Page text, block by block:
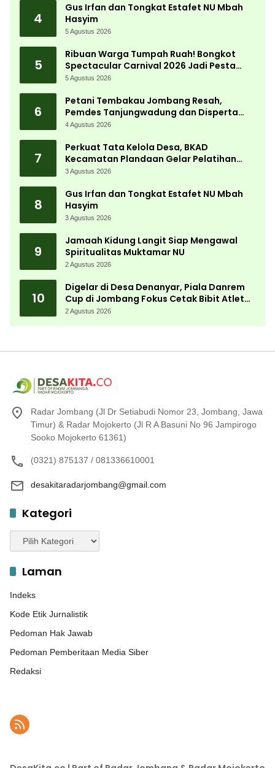
4
Gus Irfan dan Tongkat Estafet NU Mbah
Hasyim
5 Agustus 2026
5
Ribuan Warga Tumpah Ruah! Bongkot
Spectacular Carnival 2026 Jadi Pesta
Kemerdekaan Terbesar di Peterongan
5 Agustus 2026
6
Petani Tembakau Jombang Resah,
Pemdes Tanjungwadung dan Disperta
Bergerak Cepat
4 Agustus 2026
7
Perkuat Tata Kelola Desa, BKAD
Kecamatan Plandaan Gelar Pelatihan
Aparatur Pemdes
3 Agustus 2026
8
Gus Irfan dan Tongkat Estafet NU Mbah
Hasyim
3 Agustus 2026
9
Jamaah Kidung Langit Siap Mengawal
Spiritualitas Muktamar NU
2 Agustus 2026
10
Digelar di Desa Denanyar, Piala Danrem
Cup di Jombang Fokus Cetak Bibit Atlet
Menembak Berprestasi
2 Agustus 2026
Radar Jombang (Jl Dr Setiabudi Nomor 23, Jombang, Jawa
Timur) & Radar Mojokerto (Jl R A Basuni No 96 Jampirogo
Sooko Mojokerto 61361)
(0321) 875137 / 081336610001
desakitaradarjombang@gmail.com
Kategori
Kategori
Laman
Indeks
Kode Etik Jurnalistik
Pedoman Hak Jawab
Pedoman Pemberitaan Media Siber
Redaksi